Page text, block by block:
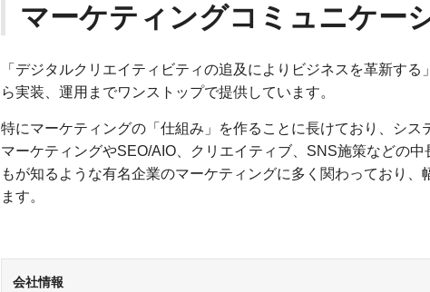
マーケティングコミュニケー
「デジタルクリエイティビティの追及によりビジネスを革新す
ら実装、運用までワンストップで提供しています。
特にマーケティングの「仕組み」を作ることに長けており、シ
マーケティングやSEO/AIO、クリエイティブ、SNS施策などの
もが知るような有名企業のマーケティングに多く関わっており
ます。
会社情報